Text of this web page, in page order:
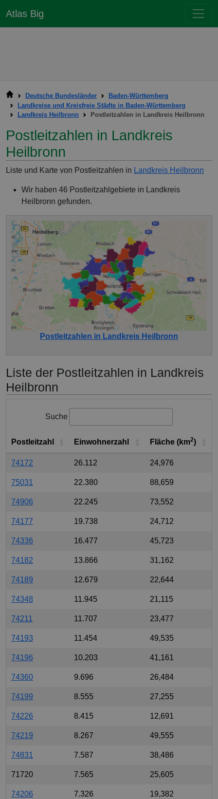
Atlas Big
Deutsche Bundesländer
Baden-Württemberg
Landkreise und Kreisfreie Städte in Baden-Württemberg
Landkreis Heilbronn
Postleitzahlen in Landkreis Heilbronn
Postleitzahlen in Landkreis
Heilbronn
Liste und Karte von Postleitzahlen in Landkreis Heilbronn
Wir haben 46 Postleitzahlgebiete in Landkreis
Heilbronn gefunden.
Postleitzahlen in Landkreis Heilbronn
Liste der Postleitzahlen in Landkreis
Heilbronn
Suche
Postleitzahl Einwohnerzahl Fläche (km2)
74172 26.112 24,976
75031 22.380 88,659
74906 22.245 73,552
74177 19.738 24,712
74336 16.477 45,723
74182 13.866 31,162
74189 12.679 22,644
74348 11.945 21,115
74211 11.707 23,477
74193 11.454 49,535
74196 10.203 41,161
74360 9.696 26,484
74199 8.555 27,255
74226 8.415 12,691
74219 8.267 49,555
74831 7.587 38,486
71720 7.565 25,605
74206 7.326 19,382